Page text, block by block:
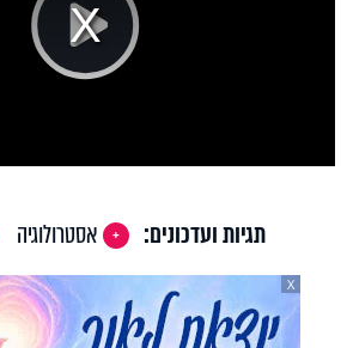
Play
Video
תגיות ועדכונים: אסטרולוגיה
X